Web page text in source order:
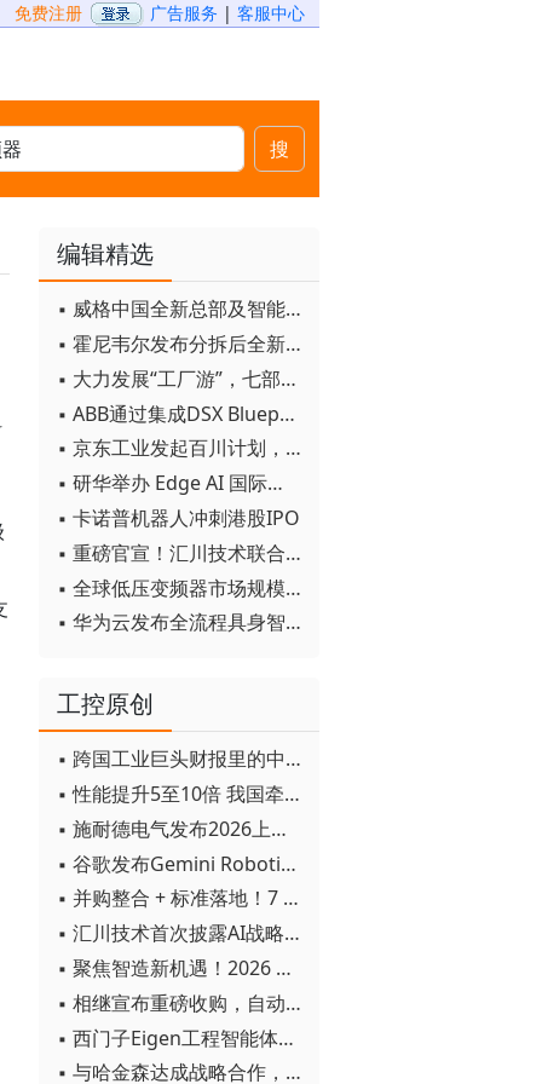
免费注册 广告服务 | 客服中心
搜
编辑精选
▪ 威格中国全新总部及智能工厂启用
▪ 霍尼韦尔发布分拆后全新品牌：霍尼韦尔科技与霍尼韦尔航空航天
▪ 大力发展“工厂游”，七部门联合发文！
▪ ABB通过集成DSX Blueprint AI基础设施，扩大与英伟达的合作
▪ 京东工业发起百川计划， 构建工业大模型新生态
▪ 研华举办 Edge AI 国际论坛
▪ 卡诺普机器人冲刺港股IPO
▪ 重磅官宣！汇川技术联合发起 D12 联盟，开创产教融合新范式
▪ 全球低压变频器市场规模2030年将超170亿美元
▪ 华为云发布全流程具身智能开发平台CloudRobo
工控原创
▪ 跨国工业巨头财报里的中国成绩单
▪ 性能提升5至10倍 我国牵头制定的WiTSnet工业以太网国际标准正式发布
▪ 施耐德电气发布2026上半年可持续发展成绩单 "Impact 2030"路线图开局稳健
▪ 谷歌发布Gemini Robotics 2模型 实现人形机器人全身智能控制突破
▪ 并购整合 + 标准落地！7 月工业自动化产业动态速递
▪ 汇川技术首次披露AI战略进展：从两个方面推动“AI业务化”落地
▪ 聚焦智造新机遇！2026 青岛数字化及智能制造技术论坛圆满落幕
▪ 相继宣布重磅收购，自动化巨头新一轮并购潮剑指何方？
▪ 西门子Eigen工程智能体落地中国，工业AI跨越物理世界“确定性”拐点
▪ 与哈金森达成战略合作，乐聚机器人何以持续获得工业巨头青睐？